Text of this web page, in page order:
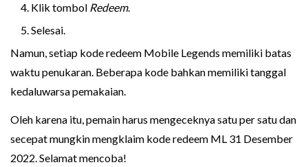
Klik tombol Redeem.
Selesai.
Namun, setiap kode redeem Mobile Legends memiliki batas
waktu penukaran. Beberapa kode bahkan memiliki tanggal
kedaluwarsa pemakaian.
Oleh karena itu, pemain harus mengeceknya satu per satu dan
secepat mungkin mengklaim kode redeem ML 31 Desember
2022. Selamat mencoba!